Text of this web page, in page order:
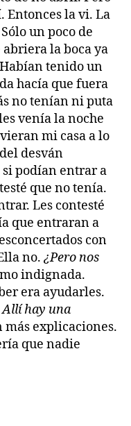
Entonces la vi. La
un poco de
la boca ya
tenido un
hacía que fuera
no tenían ni puta
venía la noche
mi casa a lo
desván
podían entrar a
que no tenía.
Les contesté
que entraran a
con
no. ¿Pero nos
indignada.
era ayudarles.
Allí hay una
más explicaciones.
que nadie